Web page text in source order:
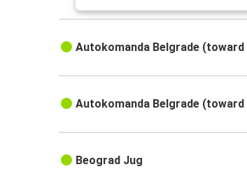
Autokomanda Belgrade
Autokomanda Belgrade
Beograd Jug